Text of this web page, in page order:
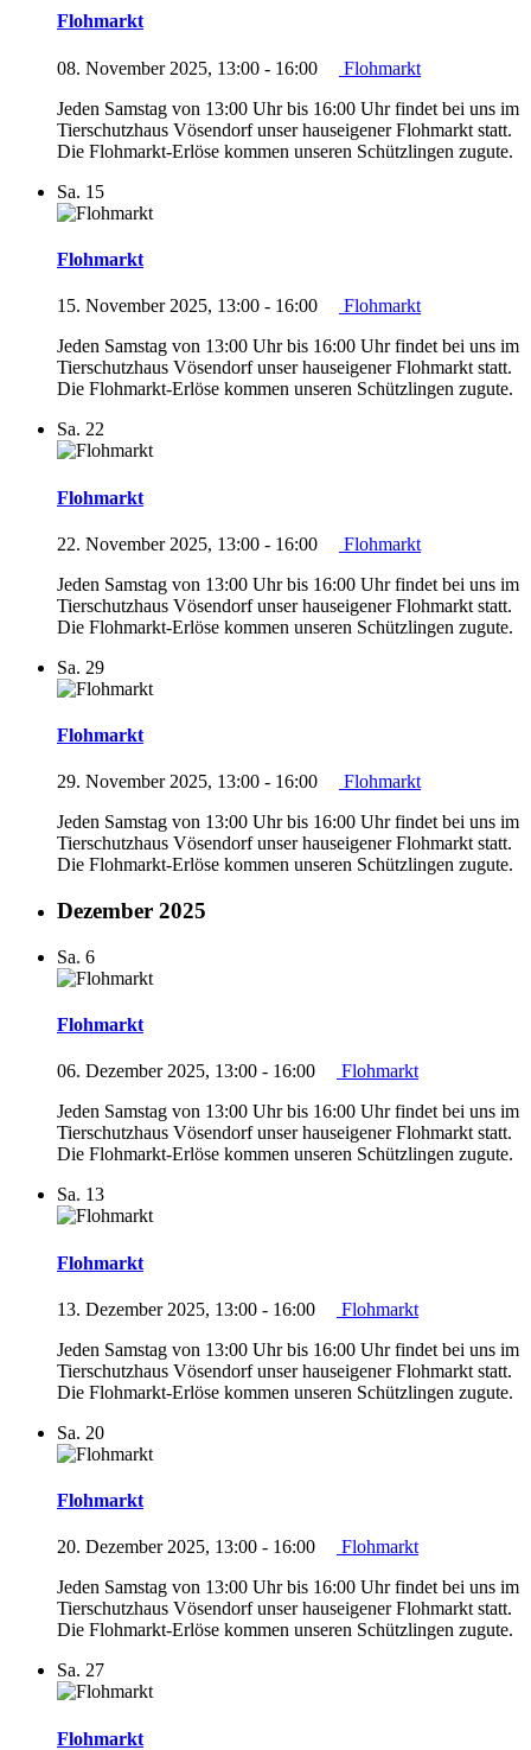
Flohmarkt
08. November 2025, 13:00 - 16:00
Flohmarkt
Jeden Samstag von 13:00 Uhr bis 16:00 Uhr findet bei uns im
Tierschutzhaus Vösendorf unser hauseigener Flohmarkt statt.
Die Flohmarkt-Erlöse kommen unseren Schützlingen zugute.
Sa. 15
Flohmarkt
15. November 2025, 13:00 - 16:00
Flohmarkt
Jeden Samstag von 13:00 Uhr bis 16:00 Uhr findet bei uns im
Tierschutzhaus Vösendorf unser hauseigener Flohmarkt statt.
Die Flohmarkt-Erlöse kommen unseren Schützlingen zugute.
Sa. 22
Flohmarkt
22. November 2025, 13:00 - 16:00
Flohmarkt
Jeden Samstag von 13:00 Uhr bis 16:00 Uhr findet bei uns im
Tierschutzhaus Vösendorf unser hauseigener Flohmarkt statt.
Die Flohmarkt-Erlöse kommen unseren Schützlingen zugute.
Sa. 29
Flohmarkt
29. November 2025, 13:00 - 16:00
Flohmarkt
Jeden Samstag von 13:00 Uhr bis 16:00 Uhr findet bei uns im
Tierschutzhaus Vösendorf unser hauseigener Flohmarkt statt.
Die Flohmarkt-Erlöse kommen unseren Schützlingen zugute.
Dezember 2025
Sa. 6
Flohmarkt
06. Dezember 2025, 13:00 - 16:00
Flohmarkt
Jeden Samstag von 13:00 Uhr bis 16:00 Uhr findet bei uns im
Tierschutzhaus Vösendorf unser hauseigener Flohmarkt statt.
Die Flohmarkt-Erlöse kommen unseren Schützlingen zugute.
Sa. 13
Flohmarkt
13. Dezember 2025, 13:00 - 16:00
Flohmarkt
Jeden Samstag von 13:00 Uhr bis 16:00 Uhr findet bei uns im
Tierschutzhaus Vösendorf unser hauseigener Flohmarkt statt.
Die Flohmarkt-Erlöse kommen unseren Schützlingen zugute.
Sa. 20
Flohmarkt
20. Dezember 2025, 13:00 - 16:00
Flohmarkt
Jeden Samstag von 13:00 Uhr bis 16:00 Uhr findet bei uns im
Tierschutzhaus Vösendorf unser hauseigener Flohmarkt statt.
Die Flohmarkt-Erlöse kommen unseren Schützlingen zugute.
Sa. 27
Flohmarkt